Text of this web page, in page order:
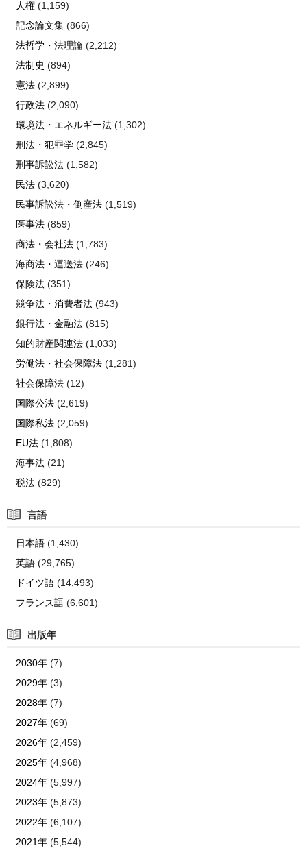
人権(1,159)
記念論文集(866)
法哲学・法理論(2,212)
法制史 (894)
憲法(2,899)
行政法(2,090)
環境法・エネルギー法(1,302)
刑法・犯罪学(2,845)
刑事訴訟法(1,582)
民法(3,620)
民事訴訟法・倒産法(1,519)
医事法(859)
商法・会社法(1,783)
海商法・運送法(246)
保険法(351)
競争法・消費者法(943)
銀行法・金融法(815)
知的財産関連法(1,033)
労働法・社会保障法(1,281)
社会保障法(12)
国際公法(2,619)
国際私法(2,059)
EU法(1,808)
海事法(21)
税法(829)
言語
日本語(1,430)
英語(29,765)
ドイツ語(14,493)
フランス語(6,601)
出版年
2030年(7)
2029年(3)
2028年(7)
2027年(69)
2026年(2,459)
2025年(4,968)
2024年(5,997)
2023年(5,873)
2022年(6,107)
2021年(5,544)